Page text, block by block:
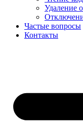
Удаление
Частые вопросы
Контакты